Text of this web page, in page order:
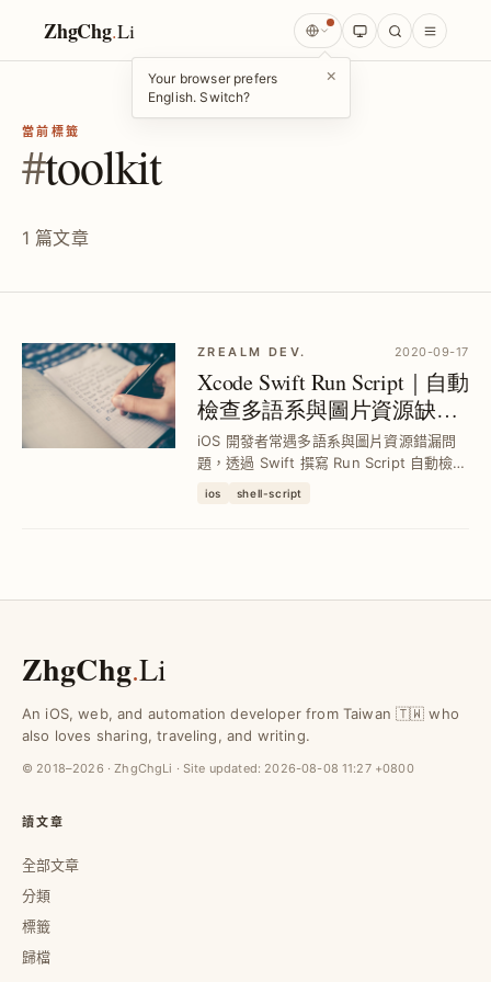
ZhgChg.Li
Your browser prefers
English. Switch?
×
當前標籤
#toolkit
1 篇文章
ZREALM DEV. 2020-09-17
Xcode Swift Run Script｜自動
檢查多語系與圖片資源缺漏
提升開發效率
iOS 開發者常遇多語系與圖片資源錯漏問
題，透過 Swift 撰寫 Run Script 自動檢查
定位錯誤並減少冗餘，讓專案建置更穩定
ios shell-script
ZhgChg.Li
An iOS, web, and automation developer from Taiwan 🇹🇼 who
also loves sharing, traveling, and writing.
© 2018–2026 · ZhgChgLi · Site updated: 2026-08-08 11:27 +0800
讀文章
全部文章
分類
標籤
歸檔